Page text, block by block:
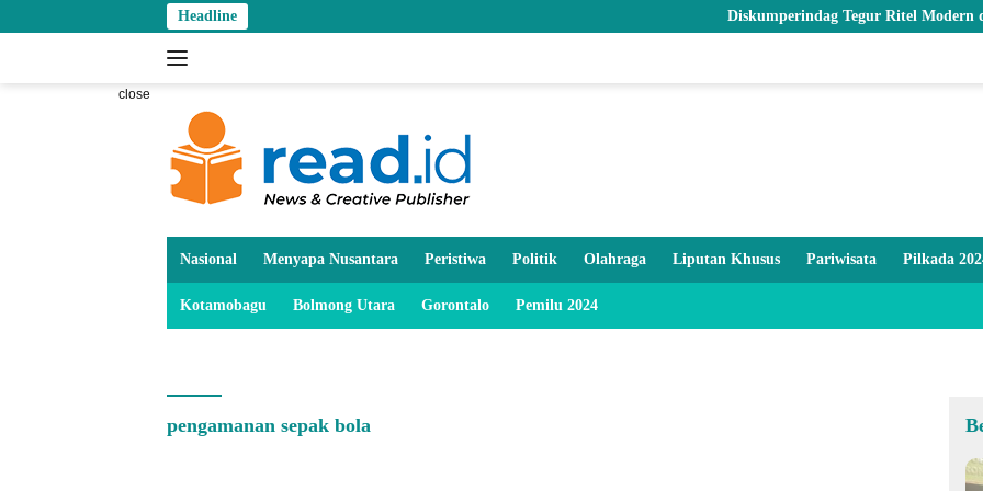
to
Headline Diskumperindag Tegur Ritel Modern dan
close
Nasional Menyapa Nusantara Peristiwa Politik Olahraga Liputan Khusus Pariwisata Pilkada
Kotamobagu Bolmong Utara Gorontalo Pemilu 2024
pengamanan sepak bola